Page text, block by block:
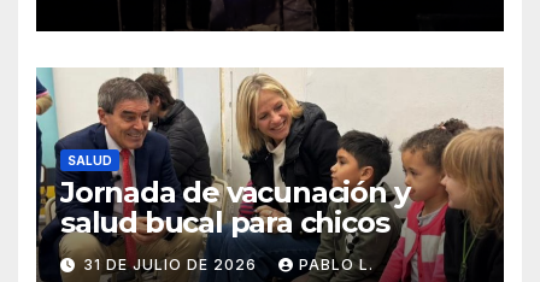
SALUD
Jornada de vacunación y
salud bucal para chicos
31 DE JULIO DE 2026 PABLO L.